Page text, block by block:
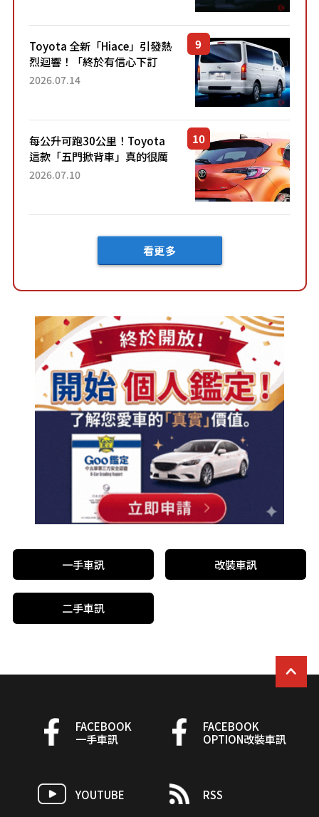
「三...
Toyota 全新「Hiace」引發熱
烈迴響！「終於有信心下訂
了！」「哪個等級交車最
車？...
2026.07.14
每公升可跑30公里！Toyota
這款「五門掀背車」真的很厲
害！ 擁有全長4.3公尺的「剛剛
2026.07.10
看更多
一手車訊 改裝車訊
二手車訊
FACEBOOK
一手車訊
FACEBOOK
OPTION改裝車訊
YOUTUBE RSS